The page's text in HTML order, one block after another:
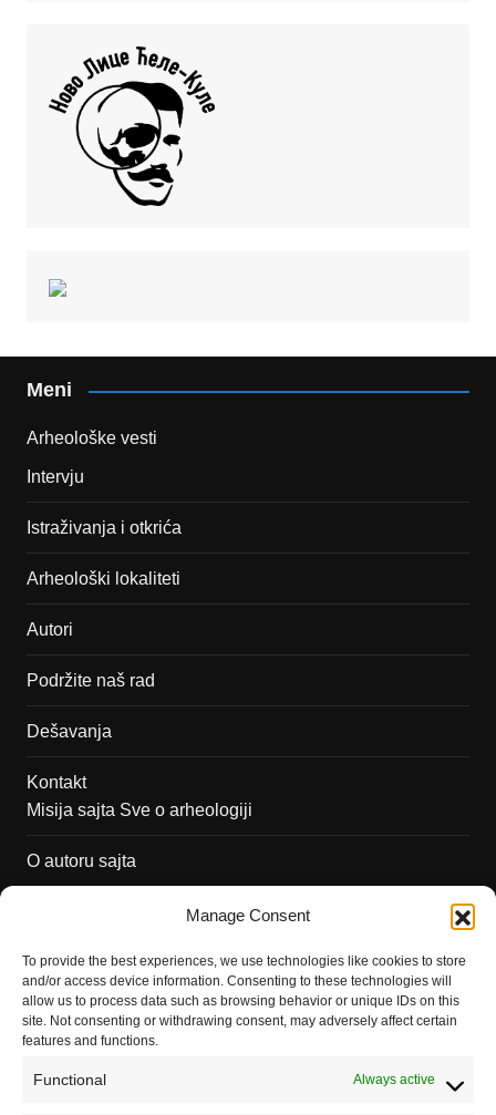
Manage Consent
To provide the best experiences, we use technologies like cookies to store
and/or access device information. Consenting to these technologies will
allow us to process data such as browsing behavior or unique IDs on this
site. Not consenting or withdrawing consent, may adversely affect certain
features and functions.
Functional Always active
Meni
Arheološke vesti
Intervju
Istraživanja i otkrića
Arheološki lokaliteti
Autori
Podržite naš rad
Dešavanja
Kontakt
Misija sajta Sve o arheologiji
O autoru sajta
Saradnja